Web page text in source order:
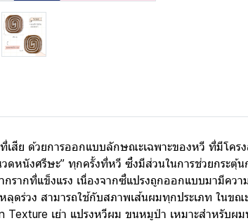
สีย ด้วยการออกแบบลักษณะเฉพาะของหวี ที่มีโคร
ดหนังศรีษะ” ทุกครั้งที่หวี ซึ่งมีส่วนในการช่วยกระตุ้
รากที่แข็งแรง เนื่องจากซี่แปรงถูกออกแบบมามีคว
ดร่วง สามารถใช้กับสภาพเส้นผมทุกประเภท ในข
เย่า แปรงหวีผม ขนหมูป่า เหมาะสำหรับผ